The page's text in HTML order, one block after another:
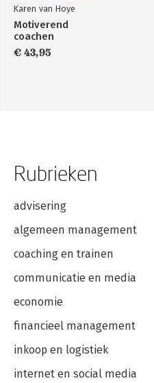
Karen van Hoye
Motiverend
coachen
€ 43,95
Rubrieken
advisering
algemeen management
coaching en trainen
communicatie en media
economie
financieel management
inkoop en logistiek
internet en social media